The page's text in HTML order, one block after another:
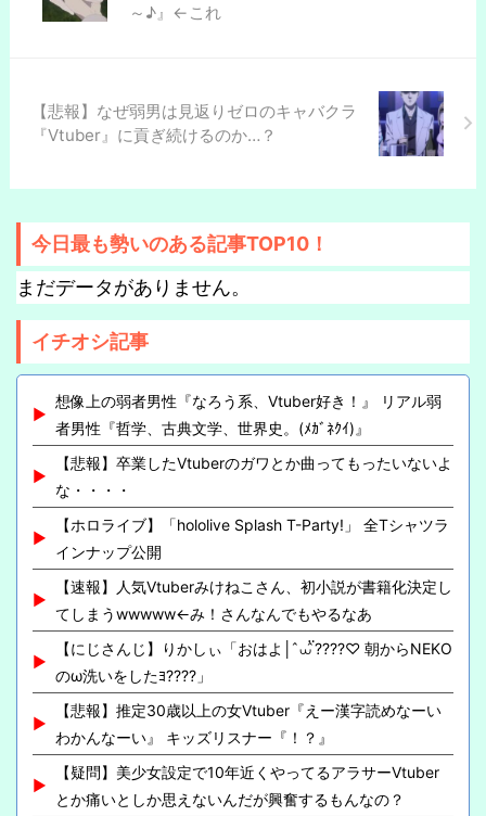
～♪』←これ
【悲報】なぜ弱男は見返りゼロのキャバクラ
『Vtuber』に貢ぎ続けるのか…？
今日最も勢いのある記事TOP10！
まだデータがありません。
イチオシ記事
想像上の弱者男性『なろう系、Vtuber好き！』 リアル弱
者男性『哲学、古典文学、世界史。(ﾒｶﾞﾈｸｲ)』
【悲報】卒業したVtuberのガワとか曲ってもったいないよ
な・・・・
【ホロライブ】「hololive Splash T-Party!」 全Tシャツラ
インナップ公開
【速報】人気Vtuberみけねこさん、初小説が書籍化決定し
てしまうwwwww←み！さんなんでもやるなあ
【にじさんじ】りかしぃ「おはよ│ ̂⩊፟ ̂????♡ 朝からNEKO
のω洗いをしたﾖ????」
【悲報】推定30歳以上の女Vtuber『えー漢字読めなーい
わかんなーい』 キッズリスナー『！？』
【疑問】美少女設定で10年近くやってるアラサーVtuber
とか痛いとしか思えないんだが興奮するもんなの？